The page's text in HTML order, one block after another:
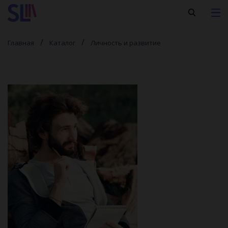
Главная Каталог Личность и развитие